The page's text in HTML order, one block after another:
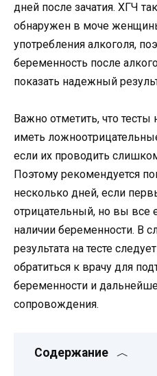
дней после зачатия. ХГЧ
обнаружен в моче
употребления алкоголя,
беременность после
показать надежный
Важно отметить, что
иметь
если их проводить
Поэтому рекомендуется
несколько дней, если
отрицательный, но вы все
наличии беременности. В
результата на тесте
обратиться к врачу для
беременности и
сопровождения.
Содержание